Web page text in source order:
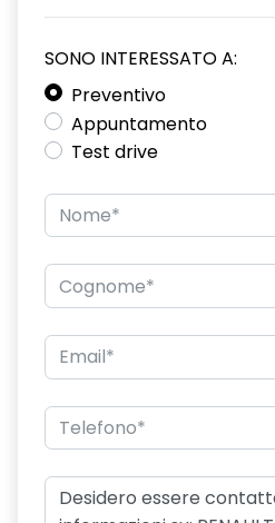
doppio fondo bagagliaio
driver display 10''
eCall funzionalità soggetta a
compatibilità 2G/3G o 4G/5G a
mantenimento della corsia
fari posteriori FULL LED 3D con
SHAPE
frecce di direzione
freno di stazionamento elettrico
gas climatizzatore 1234YF
HARM02
SONO INTERESSATO A:
Preventivo
Appuntamento
Test drive